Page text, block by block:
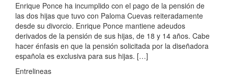
Enrique Ponce ha incumplido con el pago de la pensión de
las dos hijas que tuvo con Paloma Cuevas reiteradamente
desde su divorcio. Enrique Ponce mantiene adeudos
derivados de la pensión de sus hijas, de 18 y 14 años. Cabe
hacer énfasis en que la pensión solicitada por la diseñadora
española es exclusiva para sus hijas. […]
Entrelineas